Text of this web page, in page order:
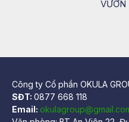
VƯƠN
Công ty Cổ phần OKULA
SĐT: 0877 668 118
Email: